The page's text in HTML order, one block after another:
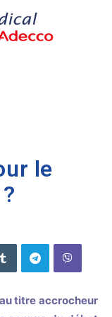
le
titre accrocheur